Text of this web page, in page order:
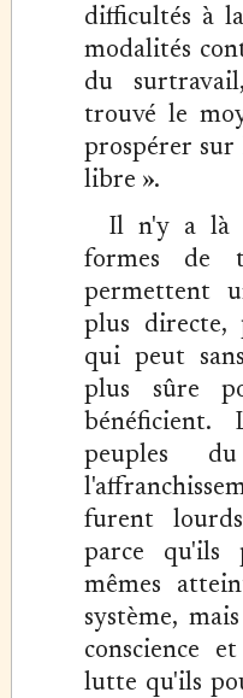
difficultés à
modalités
du
trouvé le
prospérer sur
libre ».
Il n'y a là
formes de
permettent
plus directe,
qui peut
plus sûre
bénéficient.
peuples
furent
parce qu'ils
mêmes
système,
conscience
lutte qu'ils